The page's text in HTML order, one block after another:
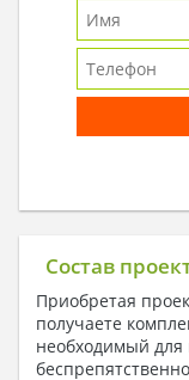
Состав
Приобретая
получаете
необходимый для